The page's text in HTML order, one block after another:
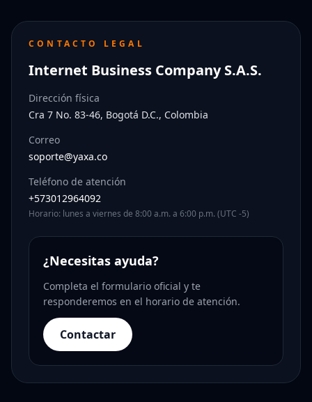
CONTACTO LEGAL
Internet Business Company S.A.S.
Dirección física
Cra 7 No. 83-46, Bogotá D.C., Colombia
Correo
soporte@yaxa.co
Teléfono de atención
+573012964092
Horario: lunes a viernes de 8:00 a.m. a 6:00 p.m. (UTC -5)
¿Necesitas ayuda?
Completa el formulario oficial y te
responderemos en el horario de atención.
Contactar